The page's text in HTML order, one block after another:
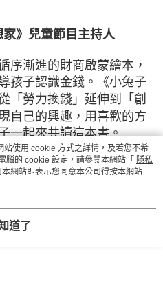
》兒童節目主持人
序漸進的財商啟蒙繪本，
孩子認識金錢。《小兔子
「勞力換錢」延伸到「創
自己的興趣，用喜歡的方
一起來共讀這本書。
家
心聽到這系列套書要出版
》，從小學習商業思維準
使用 cookie 方式之詳情，及若您不希
腦的 cookie 設定，請參閱本網站「 隱私
網站即表示您同意本公司得按本網站使
道了